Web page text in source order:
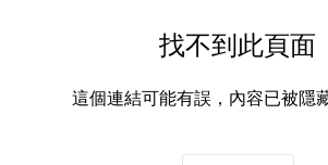
找不到此頁面
這個連結可能有誤，內容已被隱